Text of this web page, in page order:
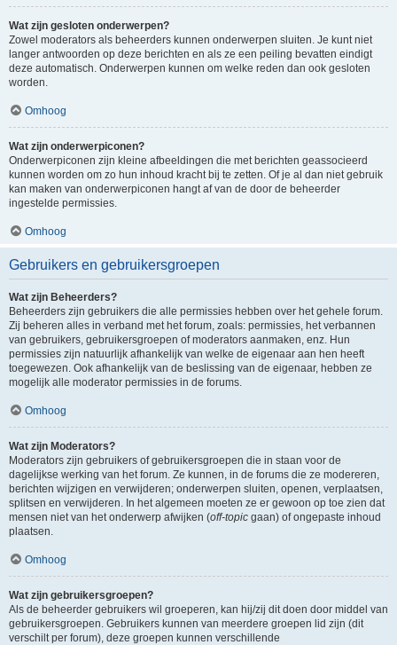
Wat zijn gesloten onderwerpen?
Zowel moderators als beheerders kunnen onderwerpen sluiten. Je kunt niet
langer antwoorden op deze berichten en als ze een peiling bevatten eindigt
deze automatisch. Onderwerpen kunnen om welke reden dan ook gesloten
worden.
Omhoog
Wat zijn onderwerpiconen?
Onderwerpiconen zijn kleine afbeeldingen die met berichten geassocieerd
kunnen worden om zo hun inhoud kracht bij te zetten. Of je al dan niet gebruik
kan maken van onderwerpiconen hangt af van de door de beheerder
ingestelde permissies.
Omhoog
Gebruikers en gebruikersgroepen
Wat zijn Beheerders?
Beheerders zijn gebruikers die alle permissies hebben over het gehele forum.
Zij beheren alles in verband met het forum, zoals: permissies, het verbannen
van gebruikers, gebruikersgroepen of moderators aanmaken, enz. Hun
permissies zijn natuurlijk afhankelijk van welke de eigenaar aan hen heeft
toegewezen. Ook afhankelijk van de beslissing van de eigenaar, hebben ze
mogelijk alle moderator permissies in de forums.
Omhoog
Wat zijn Moderators?
Moderators zijn gebruikers of gebruikersgroepen die in staan voor de
dagelijkse werking van het forum. Ze kunnen, in de forums die ze modereren,
berichten wijzigen en verwijderen; onderwerpen sluiten, openen, verplaatsen,
splitsen en verwijderen. In het algemeen moeten ze er gewoon op toe zien dat
mensen niet van het onderwerp afwijken (off-topic gaan) of ongepaste inhoud
plaatsen.
Omhoog
Wat zijn gebruikersgroepen?
Als de beheerder gebruikers wil groeperen, kan hij/zij dit doen door middel van
gebruikersgroepen. Gebruikers kunnen van meerdere groepen lid zijn (dit
verschilt per forum), deze groepen kunnen verschillende